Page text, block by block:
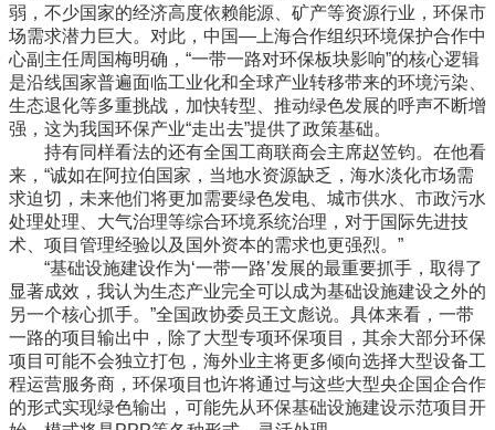
弱，不少国家的经济高度依赖能源、矿产等资源行业，环保市
场需求潜力巨大。对此，中国—上海合作组织环境保护合作中
心副主任周国梅明确，“一带一路对环保板块影响”的核心逻辑
是沿线国家普遍面临工业化和全球产业转移带来的环境污染、
生态退化等多重挑战，加快转型、推动绿色发展的呼声不断增
强，这为我国环保产业“走出去”提供了政策基础。
持有同样看法的还有全国工商联商会主席赵笠钧。在他看
来，“诚如在阿拉伯国家，当地水资源缺乏，海水淡化市场需
求迫切，未来他们将更加需要绿色发电、城市供水、市政污水
处理处理、大气治理等综合环境系统治理，对于国际先进技
术、项目管理经验以及国外资本的需求也更强烈。”
“基础设施建设作为‘一带一路’发展的最重要抓手，取得了
显著成效，我认为生态产业完全可以成为基础设施建设之外的
另一个核心抓手。”全国政协委员王文彪说。具体来看，一带
一路的项目输出中，除了大型专项环保项目，其余大部分环保
项目可能不会独立打包，海外业主将更多倾向选择大型设备工
程运营服务商，环保项目也许将通过与这些大型央企国企合作
的形式实现绿色输出，可能先从环保基础设施建设示范项目开